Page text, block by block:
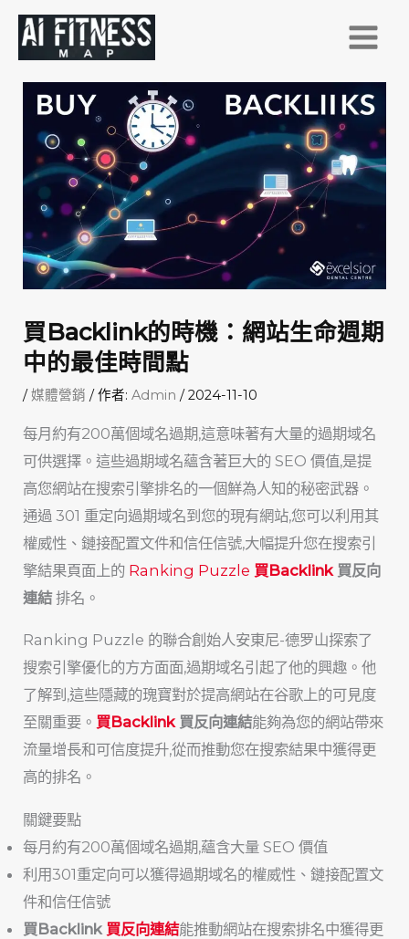
買Backlink的時機：網站生命週期
中的最佳時間點
/媒體營銷 / 作者:Admin/2024-11-10
每月約有200萬個域名過期,這意味著有大量的過期域名
可供選擇。這些過期域名蘊含著巨大的 SEO 價值,是提
高您網站在搜索引擎排名的一個鮮為人知的秘密武器。
通過 301 重定向過期域名到您的現有網站,您可以利用其
權威性、鏈接配置文件和信任信號,大幅提升您在搜索引
擎結果頁面上的 Ranking Puzzle 買Backlink買反向
連結排名。
Ranking Puzzle 的聯合創始人安東尼-德罗山探索了
搜索引擎優化的方方面面,過期域名引起了他的興趣。他
了解到,這些隱藏的瑰寶對於提高網站在谷歌上的可見度
至關重要。 買Backlink買反向連結能夠為您的網站帶來
流量增長和可信度提升,從而推動您在搜索結果中獲得更
高的排名。
關鍵要點
每月約有200萬個域名過期,蘊含大量 SEO 價值
利用301重定向可以獲得過期域名的權威性、鏈接配置文
件和信任信號
買Backlink 買反向連結能推動網站在搜索排名中獲得更